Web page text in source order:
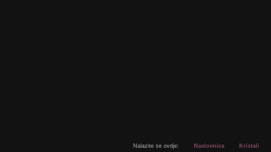
Nalazite se ovdje: Naslovnica Kristali